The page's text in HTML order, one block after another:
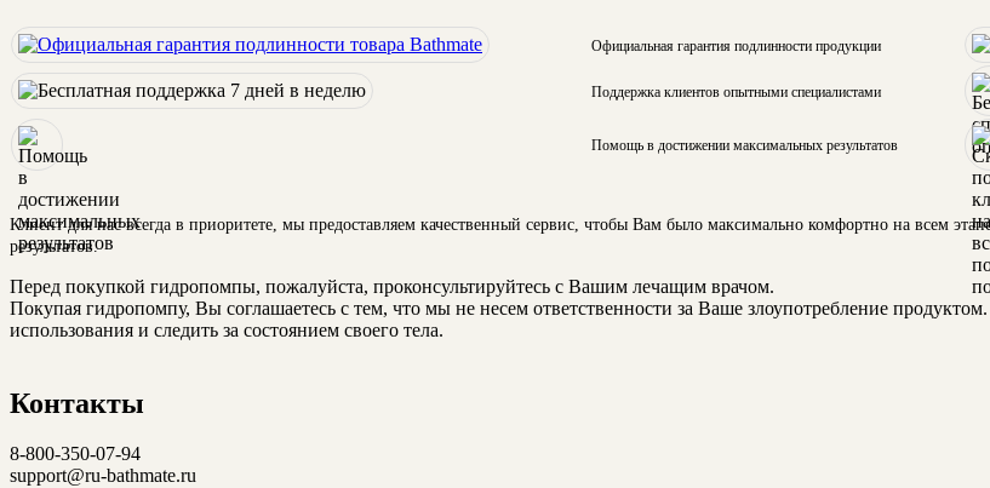
Официальная гарантия подлинности продукции
Поддержка клиентов опытными специалистами
Помощь в достижении максимальных результатов
Клиент для нас всегда в приоритете, мы предоставляем качественный сервис, чтобы Вам было максимально комфортно на всем
результатов.
Перед покупкой гидропомпы, пожалуйста, проконсультируйтесь с Вашим лечащим врачом.
Покупая гидропомпу, Вы соглашаетесь с тем, что мы не несем ответственности за Ваше злоупотребление
использования и следить за состоянием своего тела.
Контакты
8-800-350-07-94
support@ru-bathmate.ru